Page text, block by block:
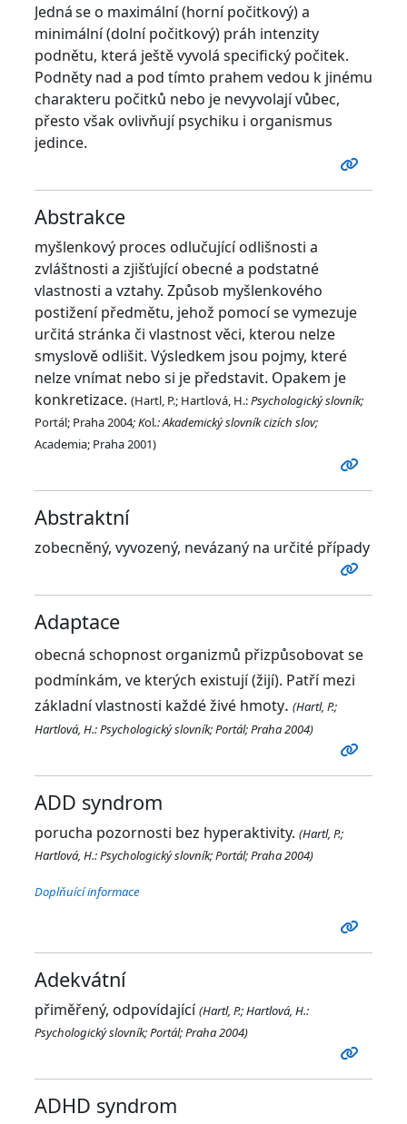
Jednáse o maximální (horní počitkový) a
minimální (dolní počitkový) práh intenzity
podnětu, která ještě vyvolá specifický počitek.
Podněty nad a pod tímto prahem vedou k jinému
charakteru počitků nebo je nevyvolají vůbec,
přesto však ovlivňují psychiku i organismus
jedince.
Abstrakce
myšlenkový proces odlučující odlišnosti a
zvláštnosti a zjišťující obecné a podstatné
vlastnosti a vztahy. Způsob myšlenkového
postižení předmětu, jehož pomocí se vymezuje
určitá stránka či vlastnost věci, kterou nelze
smyslově odlišit. Výsledkem jsou pojmy, které
nelze vnímat nebo si je představit. Opakem je
konkretizace. (Hartl, P.; Hartlová, H.:Psychologický slovník;
Portál; Praha 2004; Kol.: Akademický slovník cizích slov;
Academia; Praha 2001)
Abstraktní
zobecněný, vyvozený, nevázaný na určité případy
Adaptace
obecná schopnost organizmů přizpůsobovat se
podmínkám, ve kterých existují (žijí). Patří mezi
základní vlastnosti každé živé hmoty. (Hartl, P.;
Hartlová, H.: Psychologický slovník; Portál; Praha 2004)
ADD syndrom
porucha pozornosti bez hyperaktivity. (Hartl, P.;
Hartlová, H.: Psychologický slovník; Portál; Praha 2004)
Doplňuící informace
Adekvátní
přiměřený, odpovídající(Hartl, P.; Hartlová, H.:
Psychologický slovník; Portál; Praha 2004)
ADHD syndrom